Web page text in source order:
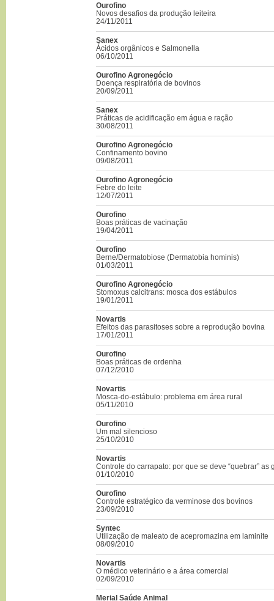
Ourofino
Novos desafios da produção leiteira
24/11/2011
Sanex
Ácidos orgânicos e Salmonella
06/10/2011
Ourofino Agronegócio
Doença respiratória de bovinos
20/09/2011
Sanex
Práticas de acidificação em água e ração
30/08/2011
Ourofino Agronegócio
Confinamento bovino
09/08/2011
Ourofino Agronegócio
Febre do leite
12/07/2011
Ourofino
Boas práticas de vacinação
19/04/2011
Ourofino
Berne/Dermatobiose (Dermatobia hominis)
01/03/2011
Ourofino Agronegócio
Stomoxus calcitrans: mosca dos estábulos
19/01/2011
Novartis
Efeitos das parasitoses sobre a reprodução bovina
17/01/2011
Ourofino
Boas práticas de ordenha
07/12/2010
Novartis
Mosca-do-estábulo: problema em área rural
05/11/2010
Ourofino
Um mal silencioso
25/10/2010
Novartis
Controle do carrapato: por que se deve “quebrar” as
01/10/2010
Ourofino
Controle estratégico da verminose dos bovinos
23/09/2010
Syntec
Utilização de maleato de acepromazina em laminite
08/09/2010
Novartis
O médico veterinário e a área comercial
02/09/2010
Merial Saúde Animal